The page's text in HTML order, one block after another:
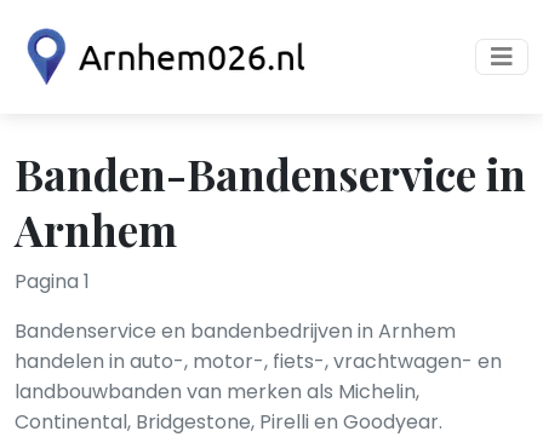
Banden-Bandenservice in
Arnhem
Pagina 1
Bandenservice en bandenbedrijven in Arnhem
handelen in auto-, motor-, fiets-, vrachtwagen- en
landbouwbanden van merken als Michelin,
Continental, Bridgestone, Pirelli en Goodyear.